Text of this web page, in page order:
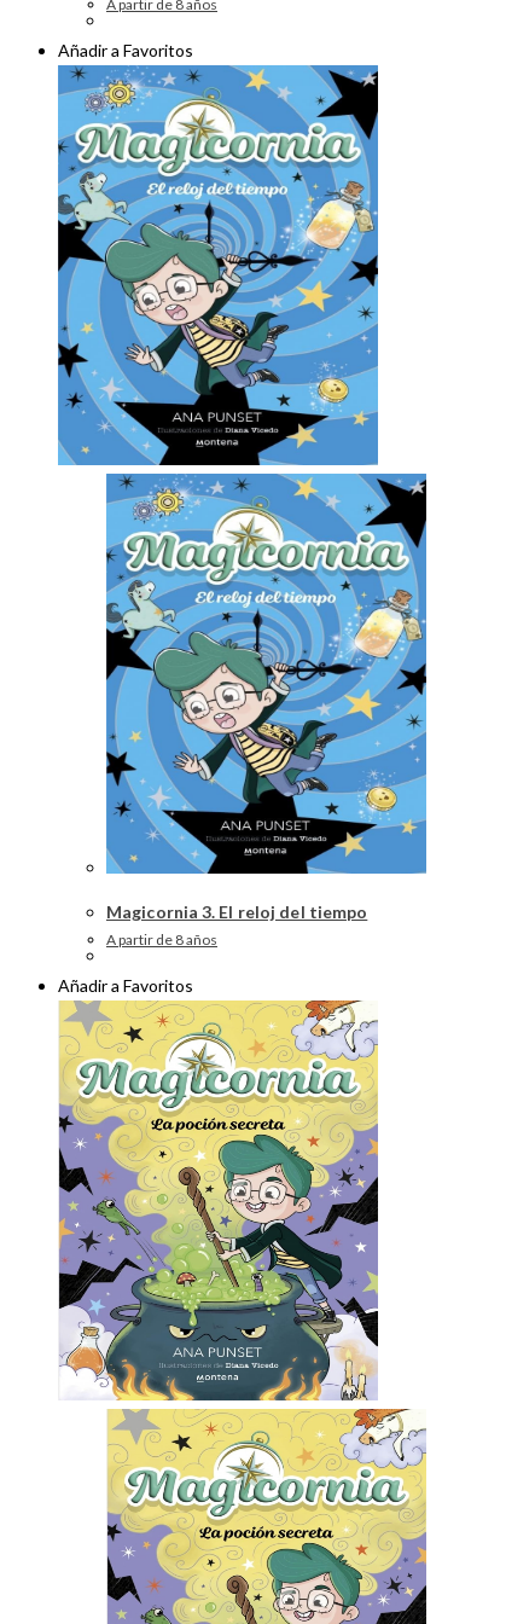
A partir de 8 años
Añadir a Favoritos
Magicornia 3. El reloj del tiempo
A partir de 8 años
Añadir a Favoritos